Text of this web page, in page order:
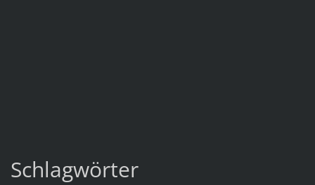
Schlagwörter